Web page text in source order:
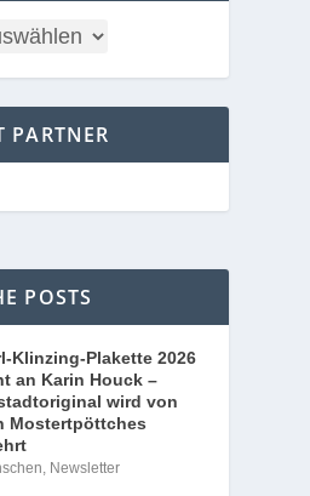
PARTNER
POSTS
Klinzing-Plakette 2026
an Karin Houck –
wird von
Mostertpöttches
, Newsletter